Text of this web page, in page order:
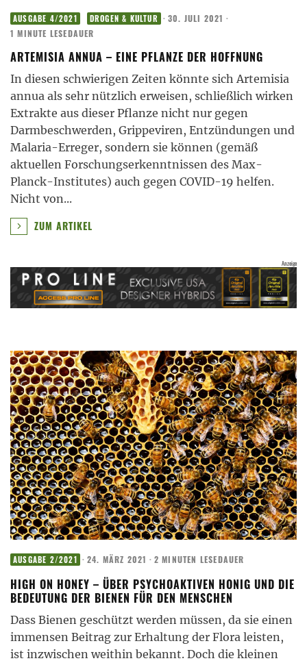
AUSGABE 4/2021 DROGEN & KULTUR · 30. JULI 2021 ·
1 MINUTE LESEDAUER
ARTEMISIA ANNUA – EINE PFLANZE DER HOFFNUNG
In diesen schwierigen Zeiten könnte sich Artemisia
annua als sehr nützlich erweisen, schließlich wirken
Extrakte aus dieser Pflanze nicht nur gegen
Darmbeschwerden, Grippeviren, Entzündungen und
Malaria-Erreger, sondern sie können (gemäß
aktuellen Forschungserkenntnissen des Max-
Planck-Institutes) auch gegen COVID-19 helfen.
Nicht von...
ZUM ARTIKEL
AUSGABE 2/2021 · 24. MÄRZ 2021 · 2 MINUTEN LESEDAUER
HIGH ON HONEY – ÜBER PSYCHOAKTIVEN HONIG UND DIE
BEDEUTUNG DER BIENEN FÜR DEN MENSCHEN
Dass Bienen geschützt werden müssen, da sie einen
immensen Beitrag zur Erhaltung der Flora leisten,
ist inzwischen weithin bekannt. Doch die kleinen